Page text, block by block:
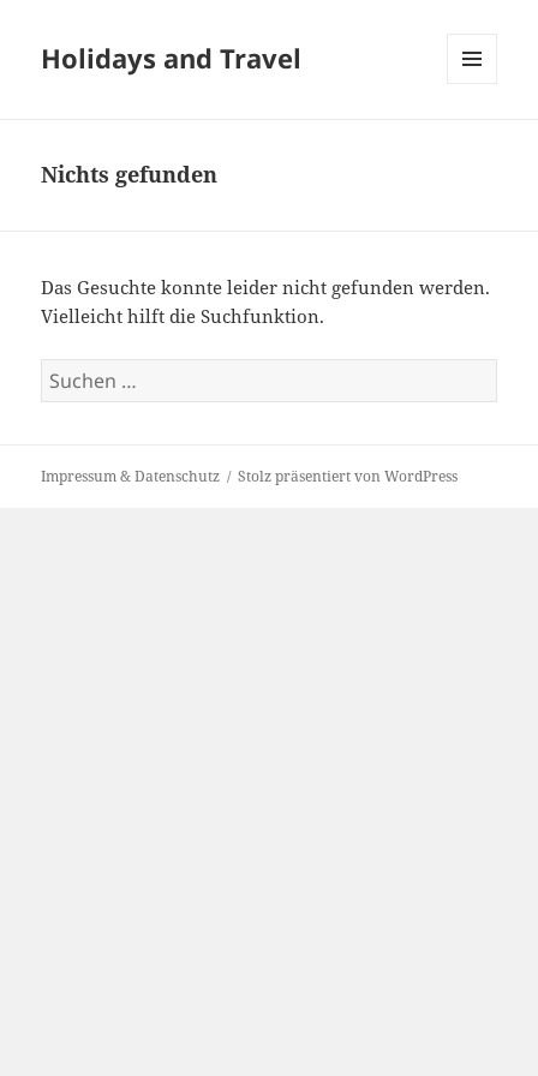
Holidays and Travel
Nichts gefunden
Das Gesuchte konnte leider nicht gefunden werden.
Vielleicht hilft die Suchfunktion.
Suchen
nach:
Impressum & Datenschutz Stolz präsentiert von WordPress